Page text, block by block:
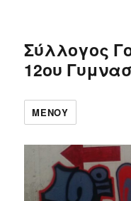
Σύλλογος
12ου
ΜΕΝΟΎ